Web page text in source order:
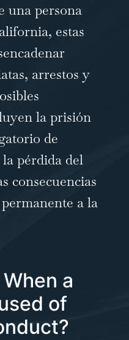
una persona
estas
arrestos y
la prisión
de
pérdida del
consecuencias
a la
a
of